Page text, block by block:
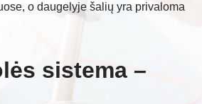
o daugelyje šalių yra privaloma
sistema –